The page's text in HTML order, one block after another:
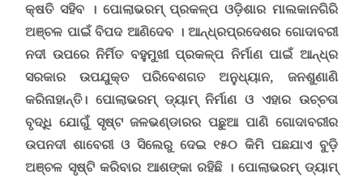
କ୍ଷତି ସହିବ । ପୋଲାଭରମ୍‌ ପ୍ରକଳ୍ପ ଓଡ଼ିଶାର ମାଲକାନଗିରି
ଅଞ୍ଚଳ ପାଇଁ ବିପଦ ଆଣିଦେବ । ଆନ୍ଧ୍ରପ୍ରଦେଶର ଗୋଦାବରୀ
ନଦୀ ଉପରେ ନିର୍ମିତ ବହୁମୁଖୀ ପ୍ରକଳ୍ପ ନିର୍ମାଣ ପାଇଁ ଆନ୍ଧ୍ର
ସରକାର ଉପଯୁକ୍ତ ପରିବେଶଗତ ଅନୁଧ୍ୟାନ, ଜନଶୁଣାଣି
କରିନାହାନ୍ତି। ପୋଲାଭରମ୍‌ ଡ୍ୟାମ୍‌ ନିର୍ମାଣ ଓ ଏହାର ଉଚ୍ଚତା
ବୃଦ୍ଧି ଯୋଗୁଁ ସୃଷ୍ଟ ଜଳଭଣ୍ଡାରର ପଛୁଆ ପାଣି ଗୋଦାବରୀର
ଉପନଦୀ ଶାବେରୀ ଓ ସିଲେରୁ ଦେଇ ୧୫୦ କିମି ପଛଯାଏ ବୁଡ଼ି
ଅଞ୍ଚଳ ସୃଷ୍ଟି କରିବାର ଆଶଙ୍କା ରହିଛି । ପୋଲାଭରମ୍‌ ଡ୍ୟାମ୍‌